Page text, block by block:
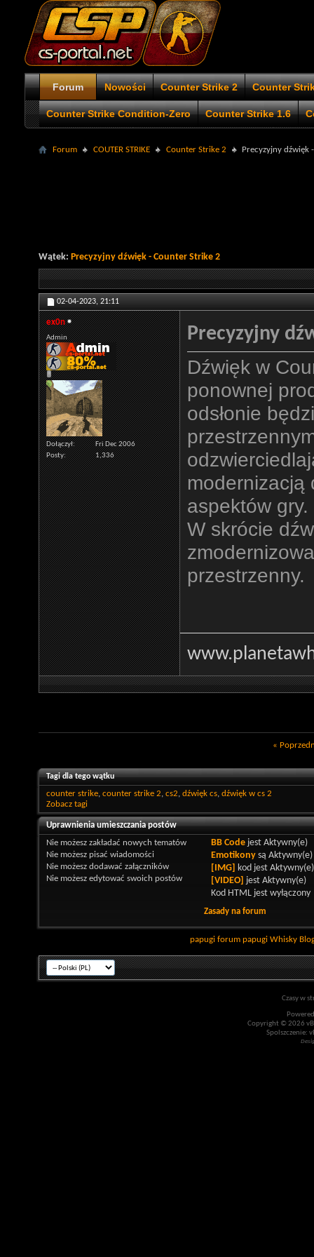
Forum Nowości Counter Strike 2 Counter
Counter Strike Condition-Zero Counter Strike 1.6
Forum COUTER STRIKE Counter Strike 2 Precyzyjny dźwięk
Wątek: Precyzyjny dźwięk - Counter Strike 2
02-04-2023, 21:11
ex0n
Admin
Dołączył
Fri Dec 2006
Posty
1,336
Precyzyjny
Dźwięk w
ponownej
odsłonie
modernizacją
aspektów gry.
W skrócie
przestrzenny.
«
Tagi dla tego wątku
counter strike, counter strike 2, cs2, dźwięk cs, dźwięk w cs 2
Zobacz tagi
Uprawnienia umieszczania postów
Nie możesz zakładać nowych tematów
Nie możesz pisać wiadomości
Nie możesz dodawać załączników
Nie możesz edytować swoich postów
BB Codejest Aktywny(e)
Emotikonysą Aktywny(e)
[IMG]
kod jest Aktywny(e)
[VIDEO]
jest Aktywny(e)
Kod HTML jest wyłączony
Zasady na forum
papugi forum papugi Whisky
Czasy w
Copyright © 2026
Spolszczenie: